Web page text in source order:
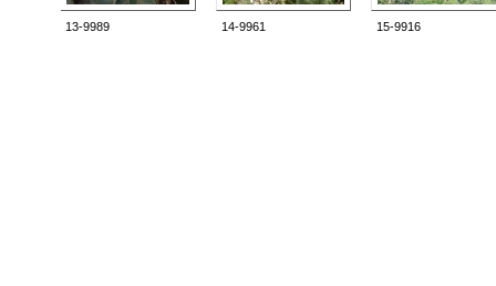
13-9989 14-9961 15-9916